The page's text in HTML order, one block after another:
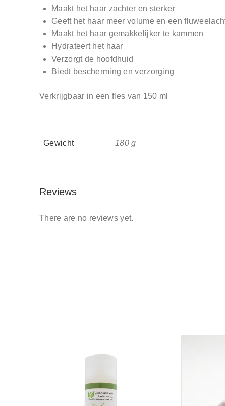
Maakt het haar zachter en sterker
Geeft het haar meer volume en een
Maakt het haar gemakkelijker te kammen
Hydrateert het haar
Verzorgt de hoofdhuid
Biedt bescherming en verzorging
Verkrijgbaar in een fles van 150 ml
Gewicht 180 g
Reviews
There are no reviews yet.